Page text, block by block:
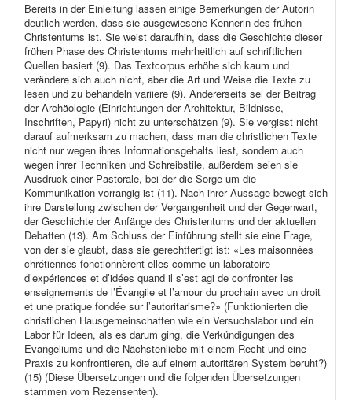
Bereits in der Einleitung lassen einige Bemerkungen der Autorin
deutlich werden, dass sie ausgewiesene Kennerin des frühen
Christentums ist. Sie weist daraufhin, dass die Geschichte dieser
frühen Phase des Christentums mehrheitlich auf schriftlichen
Quellen basiert (9). Das Textcorpus erhöhe sich kaum und
verändere sich auch nicht, aber die Art und Weise die Texte zu
lesen und zu behandeln variiere (9). Andererseits sei der Beitrag
der Archäologie (Einrichtungen der Architektur, Bildnisse,
Inschriften, Papyri) nicht zu unterschätzen (9). Sie vergisst nicht
darauf aufmerksam zu machen, dass man die christlichen Texte
nicht nur wegen ihres Informationsgehalts liest, sondern auch
wegen ihrer Techniken und Schreibstile, außerdem seien sie
Ausdruck einer Pastorale, bei der die Sorge um die
Kommunikation vorrangig ist (11). Nach ihrer Aussage bewegt sich
ihre Darstellung zwischen der Vergangenheit und der Gegenwart,
der Geschichte der Anfänge des Christentums und der aktuellen
Debatten (13). Am Schluss der Einführung stellt sie eine Frage,
von der sie glaubt, dass sie gerechtfertigt ist: «Les maisonnées
chrétiennes fonctionnèrent-elles comme un laboratoire
d’expériences et d’idées quand il s’est agi de confronter les
enseignements de l’Évangile et l’amour du prochain avec un droit
et une pratique fondée sur l’autoritarisme?» (Funktionierten die
christlichen Hausgemeinschaften wie ein Versuchslabor und ein
Labor für Ideen, als es darum ging, die Verkündigungen des
Evangeliums und die Nächstenliebe mit einem Recht und eine
Praxis zu konfrontieren, die auf einem autoritären System beruht?)
(15) (Diese Übersetzungen und die folgenden Übersetzungen
stammen vom Rezensenten).